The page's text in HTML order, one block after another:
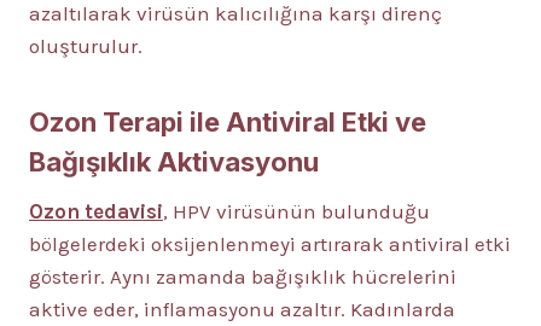
azaltılarak virüsün kalıcılığına karşı direnç
oluşturulur.
Ozon Terapi ile Antiviral Etki ve
Bağışıklık Aktivasyonu
Ozon tedavisi, HPV virüsünün bulunduğu
bölgelerdeki oksijenlenmeyi artırarak antiviral etki
gösterir. Aynı zamanda bağışıklık hücrelerini
aktive eder, inflamasyonu azaltır. Kadınlarda